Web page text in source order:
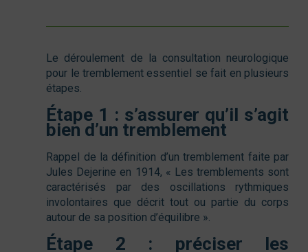
Le déroulement de la consultation neurologique
pour le tremblement essentiel se fait en plusieurs
étapes.
Étape 1 : s’assurer qu’il s’agit
bien d’un tremblement
Rappel de la définition d’un tremblement faite par
Jules Dejerine en 1914, « Les tremblements sont
caractérisés par des oscillations rythmiques
involontaires que décrit tout ou partie du corps
autour de sa position d’équilibre ».
Étape 2 : préciser les